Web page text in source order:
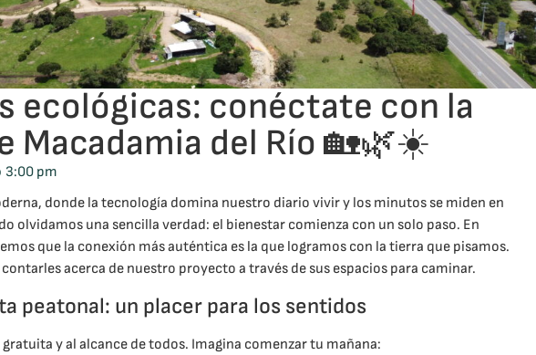
ecológicas: conéctate con la
Macadamia del Río 🏡🌿☀️
3:00 pm
donde la tecnología domina nuestro diario vivir y los minutos se miden en
olvidamos una sencilla verdad: el bienestar comienza con un solo paso. En
que la conexión más auténtica es la que logramos con la tierra que pisamos.
acerca de nuestro proyecto a través de sus espacios para caminar.
peatonal: un placer para los sentidos
y al alcance de todos. Imagina comenzar tu mañana: